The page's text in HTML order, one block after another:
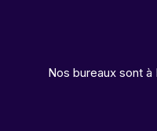
Nos bureaux sont à